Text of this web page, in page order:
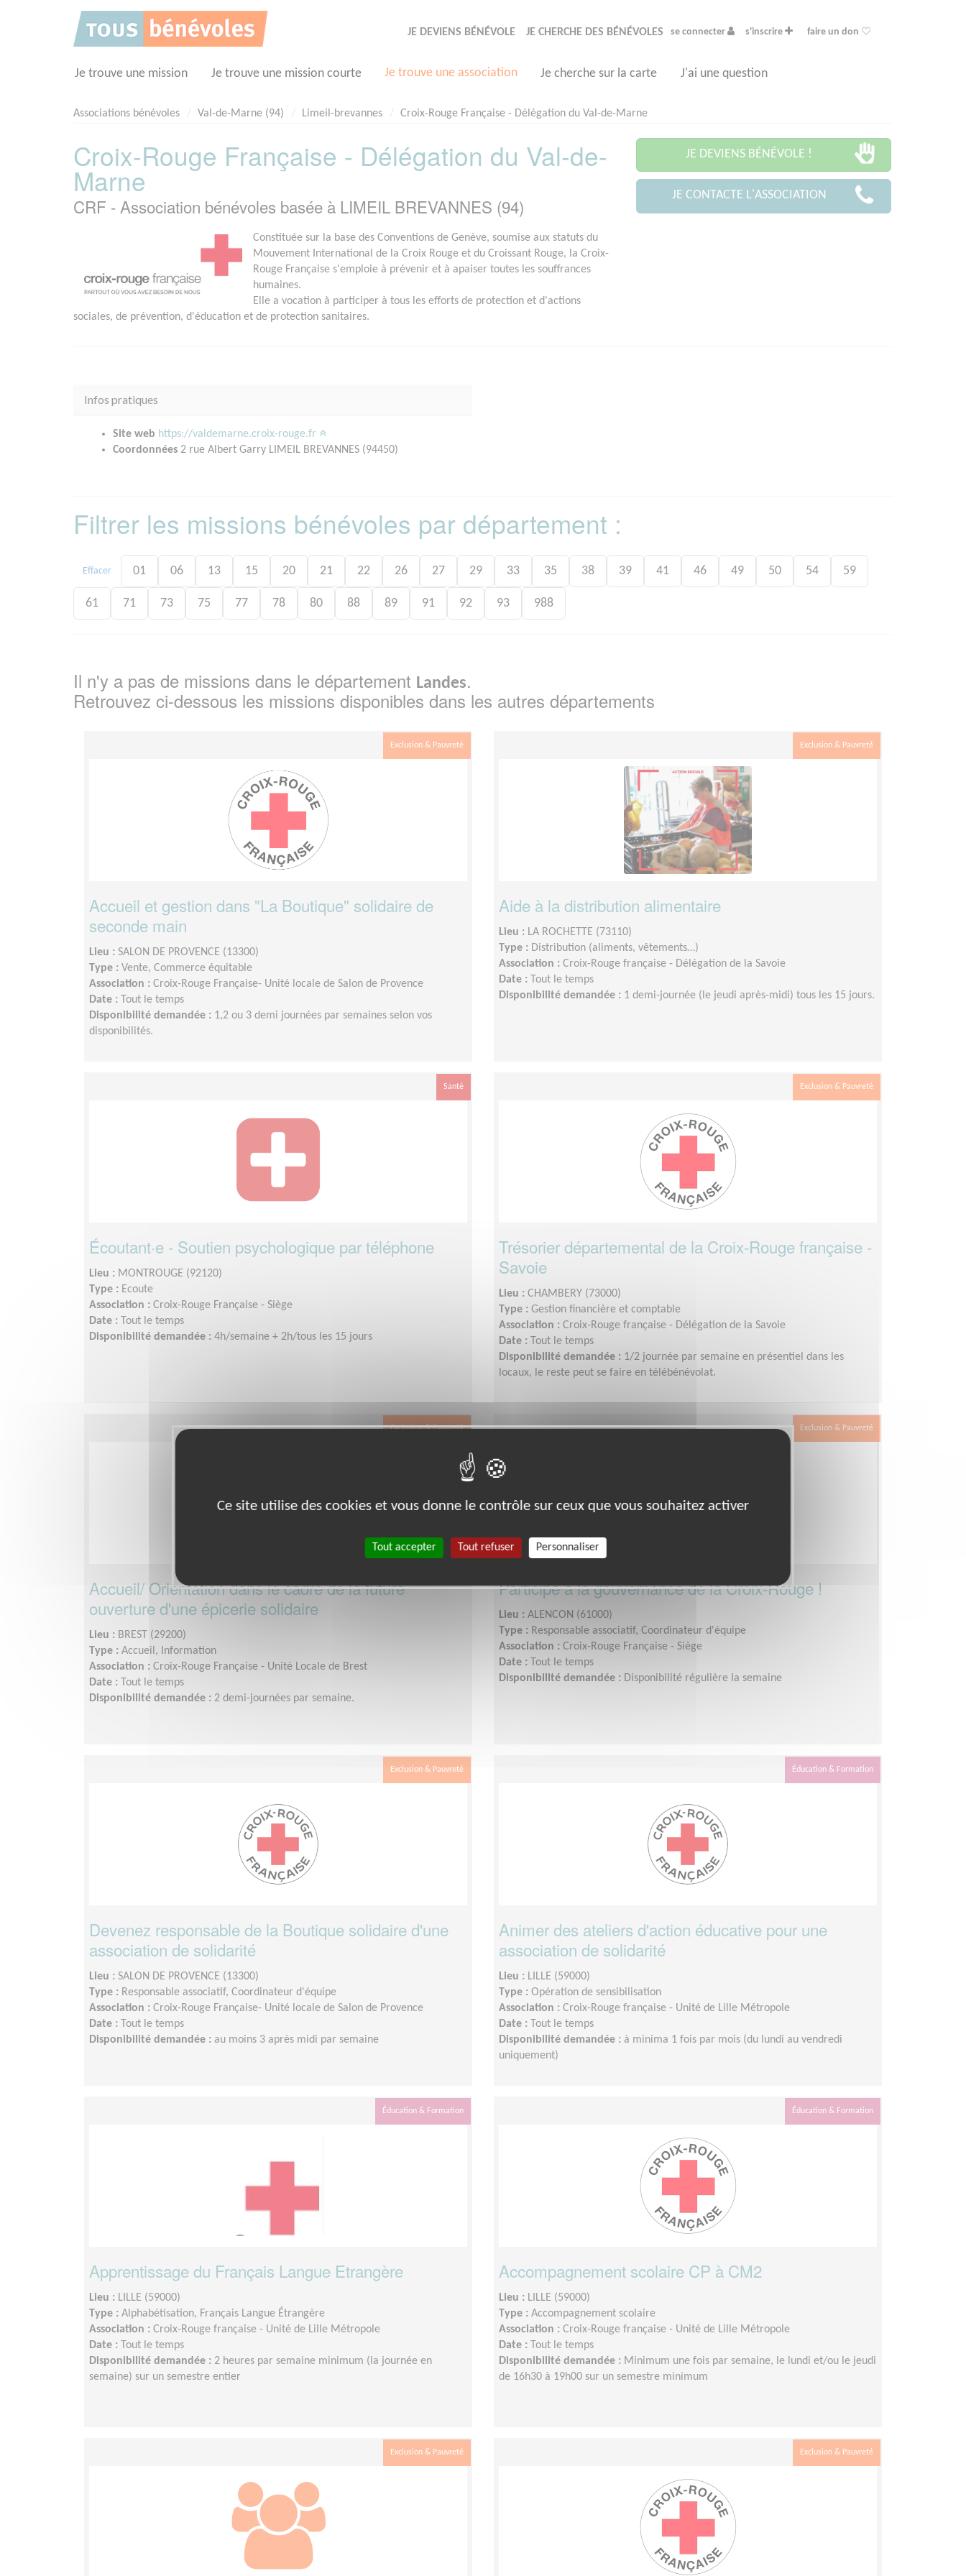
JE DEVIENS BÉNÉVOLE JE CHERCHE DES BÉNÉVOLES se connecter s'inscrire faire un don
Je trouve une mission Je trouve une mission courte Je trouve une association Je cherche sur la carte J'ai une question
Associations bénévoles Val-de-Marne (94) Limeil-brevannes Croix-Rouge Française - Délégation du Val-de-Marne
Croix-Rouge Française - Délégation du Val-de-
Marne
CRF - Association bénévoles basée à LIMEIL BREVANNES (94)
Constituée sur la base des Conventions de Genève, soumise aux statuts du
Mouvement International de la Croix Rouge et du Croissant Rouge, la Croix-
Rouge Française s'emploie à prévenir et à apaiser toutes les souffrances
humaines.
Elle a vocation à participer à tous les efforts de protection et d'actions
sociales, de prévention, d'éducation et de protection sanitaires.
JE DEVIENS BÉNÉVOLE !
JE CONTACTE L'ASSOCIATION
Infos pratiques
Site web https://valdemarne.croix-rouge.fr
Coordonnées 2 rue Albert Garry LIMEIL BREVANNES (94450)
Filtrer les missions bénévoles par département :
Effacer 01 06 13 15 20 21 22 26 27 29 33 35 38 39 41 46 49 50 54 59
61 71 73 75 77 78 80 88 89 91 92 93 988
Il n'y a pas de missions dans le département Landes.
Retrouvez ci-dessous les missions disponibles dans les autres départements
Exclusion & Pauvreté
Accueil et gestion dans "La Boutique" solidaire de
seconde main
Lieu : SALON DE PROVENCE (13300)
Type : Vente, Commerce équitable
Association : Croix-Rouge Française- Unité locale de Salon de Provence
Date :
Tout le temps
Disponibilité demandée : 1,2 ou 3 demi journées par semaines selon vos
disponibilités.
Exclusion & Pauvreté
Aide à la distribution alimentaire
Lieu : LA ROCHETTE (73110)
Type : Distribution (aliments, vêtements…)
Association : Croix-Rouge française - Délégation de la Savoie
Date :
Tout le temps
Disponibilité demandée : 1 demi-journée (le jeudi après-midi) tous les 15 jours.
Santé
Écoutant·e - Soutien psychologique par téléphone
Lieu : MONTROUGE (92120)
Type : Ecoute
Association : Croix-Rouge Française - Siège
Date :
Tout le temps
Disponibilité demandée : 4h/semaine + 2h/tous les 15 jours
Exclusion & Pauvreté
Trésorier départemental de la Croix-Rouge française -
Savoie
Lieu : CHAMBERY (73000)
Type : Gestion financière et comptable
Association : Croix-Rouge française - Délégation de la Savoie
Date :
Tout le temps
Disponibilité demandée : 1/2 journée par semaine en présentiel dans les
locaux, le reste peut se faire en télébénévolat.
Exclusion & Pauvreté
Accueil/ Orientation dans le cadre de la future
ouverture d'une épicerie solidaire
Lieu : BREST (29200)
Type : Accueil, Information
Association : Croix-Rouge Française - Unité Locale de Brest
Date :
Tout le temps
Disponibilité demandée : 2 demi-journées par semaine.
Exclusion & Pauvreté
Participe à la gouvernance de la Croix-Rouge !
Lieu : ALENCON (61000)
Type : Responsable associatif, Coordinateur d'équipe
Association : Croix-Rouge Française - Siège
Date :
Tout le temps
Disponibilité demandée : Disponibilité régulière la semaine
Exclusion & Pauvreté
Devenez responsable de la Boutique solidaire d'une
association de solidarité
Lieu : SALON DE PROVENCE (13300)
Type : Responsable associatif, Coordinateur d'équipe
Association : Croix-Rouge Française- Unité locale de Salon de Provence
Date :
Tout le temps
Disponibilité demandée : au moins 3 après midi par semaine
Éducation & Formation
Animer des ateliers d'action éducative pour une
association de solidarité
Lieu : LILLE (59000)
Type : Opération de sensibilisation
Association : Croix-Rouge française - Unité de Lille Métropole
Date :
Tout le temps
Disponibilité demandée : à minima 1 fois par mois (du lundi au vendredi
uniquement)
Éducation & Formation
Apprentissage du Français Langue Etrangère
Lieu : LILLE (59000)
Type : Alphabétisation, Français Langue Étrangère
Association : Croix-Rouge française - Unité de Lille Métropole
Date :
Tout le temps
Disponibilité demandée : 2 heures par semaine minimum (la journée en
semaine) sur un semestre entier
Éducation & Formation
Accompagnement scolaire CP à CM2
Lieu : LILLE (59000)
Type : Accompagnement scolaire
Association : Croix-Rouge française - Unité de Lille Métropole
Date :
Tout le temps
Disponibilité demandée : Minimum une fois par semaine, le lundi et/ou le jeudi
de 16h30 à 19h00 sur un semestre minimum
Exclusion & Pauvreté Exclusion & Pauvreté
Ce site utilise des cookies et vous donne le contrôle sur ceux que vous souhaitez activer
Tout accepter Tout refuser Personnaliser